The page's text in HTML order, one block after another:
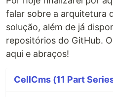
falar sobre a arquitetura
solução, além de já
repositórios do GitHub.
aqui e abraços!
CellCms (11 Part